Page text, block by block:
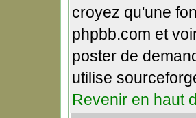
croyez qu'une
phpbb.com et
poster de
utilise
Revenir en haut